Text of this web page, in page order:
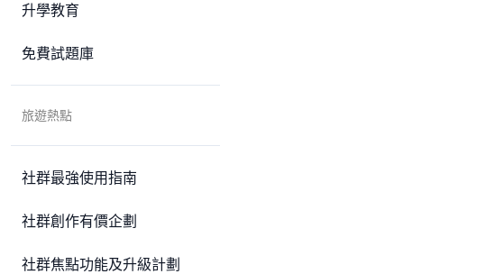
升學教育
免費試題庫
旅遊熱點
社群最強使用指南
社群創作有價企劃
社群焦點功能及升級計劃